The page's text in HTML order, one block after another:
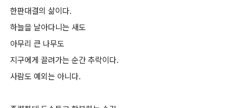
한판대결의 삶이다.
하늘을 날아다니는 새도
아무리 큰 나무도
지구에게 끌려가는 순간 추락이다.
사람도 예외는 아니다.